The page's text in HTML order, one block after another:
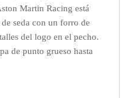
Martin Racing está
seda con un forro de
del logo en el pecho.
de punto grueso hasta